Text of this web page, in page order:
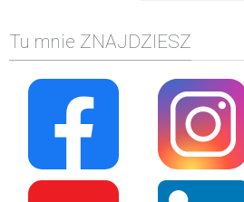
EXCEL
BIZNES
PO GODZINACH
KONTAKT
Tu mnie ZNAJDZIESZ